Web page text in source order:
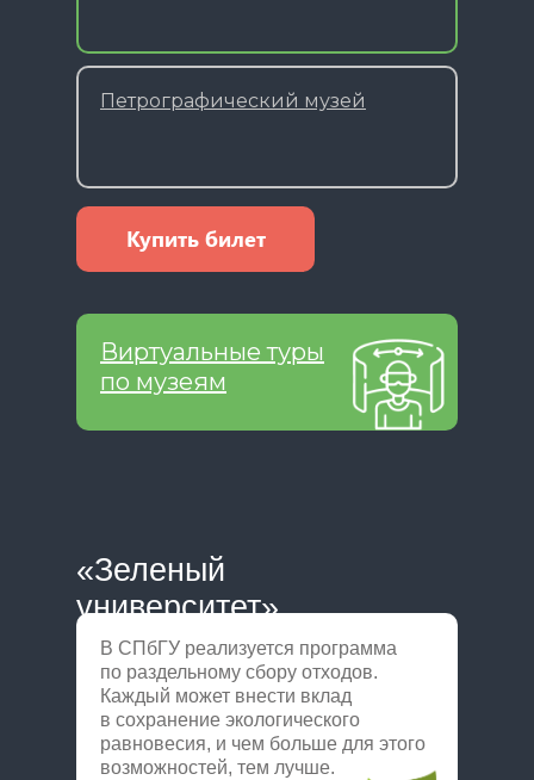
Виртуальные туры
по музеям
Петрографический музей
Купить билет
В СПбГУ реализуется программа
по раздельному сбору отходов.
Каждый может внести вклад
в сохранение экологического
равновесия, и чем больше для этого
возможностей, тем лучше.
«Зеленый
университет»